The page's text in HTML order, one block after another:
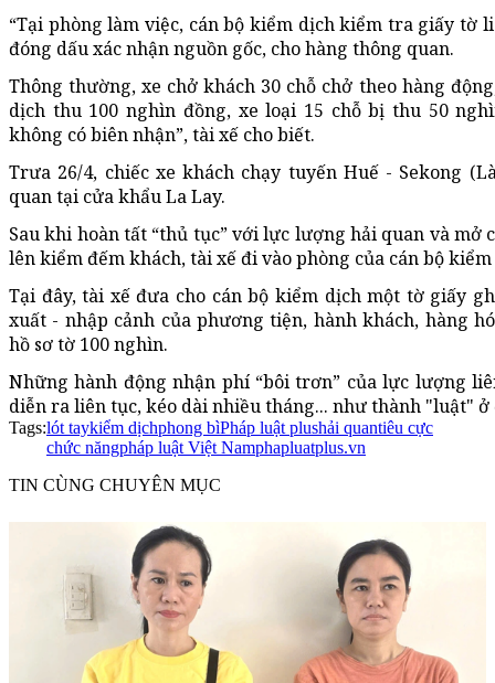
“Tại phòng làm việc, cán bộ kiểm dịch kiểm tra giấy tờ
đóng dấu xác nhận nguồn gốc, cho hàng thông quan.
Thông thường, xe chở khách 30 chỗ chở theo hàng
dịch thu 100 nghìn đồng, xe loại 15 chỗ bị thu 50
không có biên nhận”, tài xế cho biết.
Trưa 26/4, chiếc xe khách chạy tuyến Huế - Sekong
quan tại cửa khẩu La Lay.
Sau khi hoàn tất “thủ tục” với lực lượng hải quan và mở
lên kiểm đếm khách, tài xế đi vào phòng của cán bộ
Tại đây, tài xế đưa cho cán bộ kiểm dịch một tờ giấy
xuất - nhập cảnh của phương tiện, hành khách, hàng
hồ sơ tờ 100 nghìn.
Những hành động nhận phí “bôi trơn” của lực lượng
diễn ra liên tục, kéo dài nhiều tháng... như thành "luật" ở
Tags:lót taykiểm dịchphong bìPháp luật plushải quantiêu cực
chức năngpháp luật Việt Namphapluatplus.vn
TIN CÙNG CHUYÊN MỤC